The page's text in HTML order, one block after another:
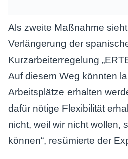
Als zweite Maßnahme
Verlängerung der
Kurzarbeiterregelung
Auf diesem Weg könnten
Arbeitsplätze erhalten
dafür nötige Flexibilität
nicht, weil wir nicht wollen,
können“, resümierte der